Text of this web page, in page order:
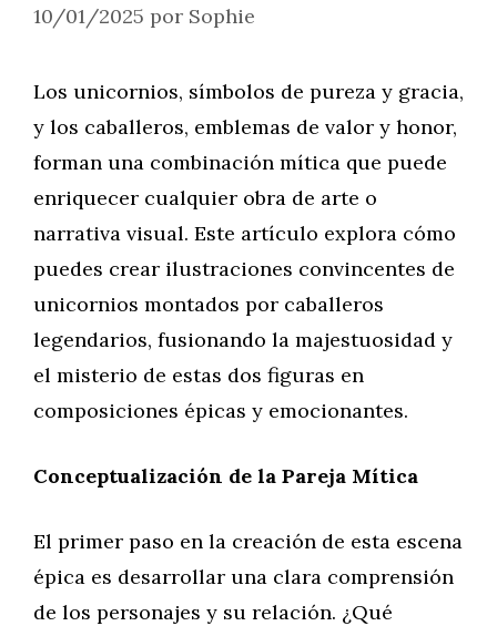
10/01/2025 por Sophie
Los unicornios, símbolos de pureza y gracia,
y los caballeros, emblemas de valor y honor,
forman una combinación mítica que puede
enriquecer cualquier obra de arte o
narrativa visual. Este artículo explora cómo
puedes crear ilustraciones convincentes de
unicornios montados por caballeros
legendarios, fusionando la majestuosidad y
el misterio de estas dos figuras en
composiciones épicas y emocionantes.
Conceptualización de la Pareja Mítica
El primer paso en la creación de esta escena
épica es desarrollar una clara comprensión
de los personajes y su relación. ¿Qué